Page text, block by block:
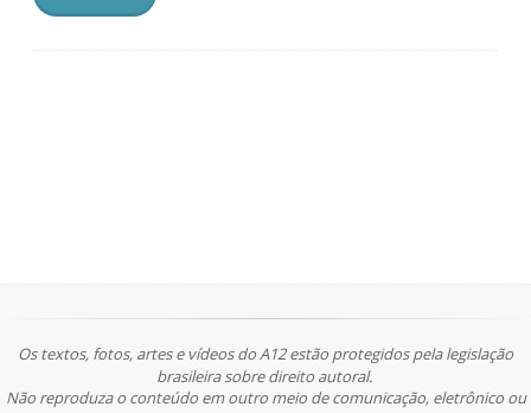
Os textos, fotos, artes e vídeos do A12 estão protegidos pela legislação
brasileira sobre direito autoral.
Não reproduza o conteúdo em outro meio de comunicação, eletrônico ou